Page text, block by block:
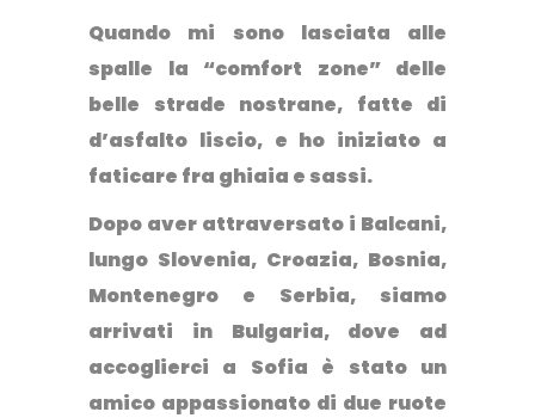
Quando mi sono lasciata alle
spalle la “comfort zone” delle
belle strade nostrane, fatte di
d’asfalto liscio, e ho iniziato a
faticare fra ghiaia e sassi.
Dopo aver attraversato i Balcani,
lungo Slovenia, Croazia, Bosnia,
Montenegro e Serbia, siamo
arrivati in Bulgaria, dove ad
accoglierci a Sofia è stato un
amico appassionato di due ruote